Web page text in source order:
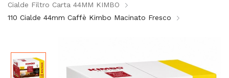
Cialde Filtro Carta 44MM KIMBO
110 Cialde 44mm Caffè Kimbo Macinato Fresco